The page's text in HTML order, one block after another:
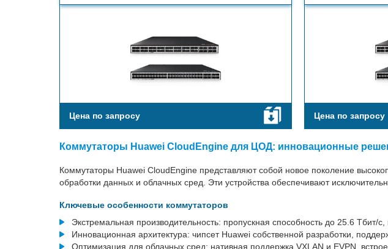
Цена по запросу Цена по запросу
Коммутаторы Huawei CloudEngine для ЦОД: инновационные
Коммутаторы Huawei CloudEngine представляют собой новое поколение
обработки данных и облачных сред. Эти устройства обеспечивают
Ключевые особенности коммутаторов
Экстремальная производительность: пропускная способность до 25.6
Инновационная архитектура: чипсет Huawei собственной разработки,
Оптимизация для облачных сред: нативная поддержка VXLAN и EVPN,